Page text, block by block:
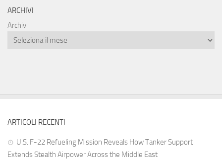
ARCHIVI
Archivi
ARTICOLI RECENTI
U.S. F-22 Refueling Mission Reveals How Tanker Support
Extends Stealth Airpower Across the Middle East